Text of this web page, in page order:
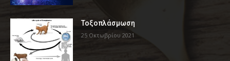
Τοξοπλάσμωση
25 Οκτωβρίου 2021